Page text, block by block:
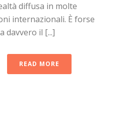
diffusa in molte
internazionali. È forse
davvero il [...]
READ MORE